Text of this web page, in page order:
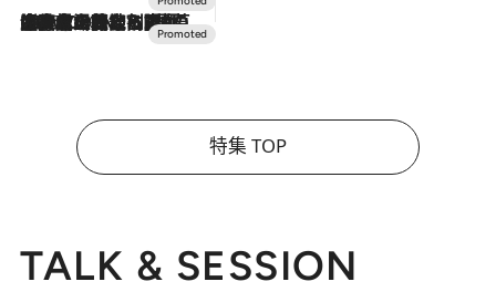
2026.7.10
NEW OPEN！【界 草津】名湯の地に誕生。趣の異なる2種の温泉と上州ならではの会席・蕎麦割烹など美食を味わう究極の癒やし旅
特集 TOP
TALK & SESSION